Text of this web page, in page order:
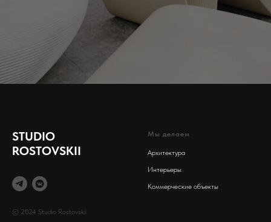
STUDIO
ROSTOVSKII
© 2024 Studio Rostovskii
Мы делаем
Архитектура
Интерьеры
Коммерческие объекты